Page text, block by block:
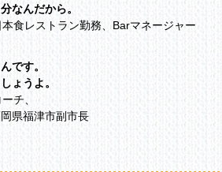
なんだから。
食レストラン勤務、Barマネージャー
です。
ょうよ。
チ、
県福津市副市長